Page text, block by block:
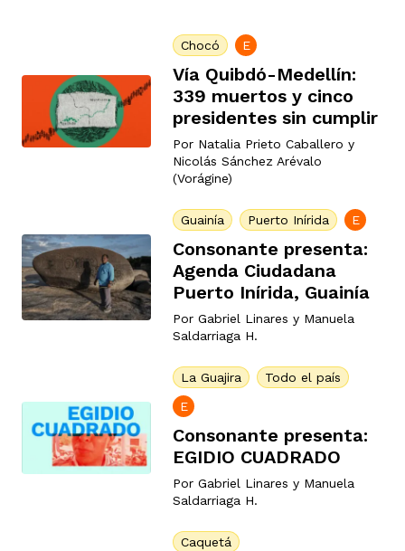
Chocó E
Vía Quibdó-Medellín:
339 muertos y cinco
presidentes sin cumplir
Por Natalia Prieto Caballero y
Nicolás Sánchez Arévalo
(Vorágine)
Guainía Puerto Inírida E
Consonante presenta:
Agenda Ciudadana
Puerto Inírida, Guainía
Por Gabriel Linares y Manuela
Saldarriaga H.
La Guajira
Todo el país
E
Consonante presenta:
EGIDIO CUADRADO
Por Gabriel Linares y Manuela
Saldarriaga H.
Caquetá
Codazzi
Consonante
principios
equipo